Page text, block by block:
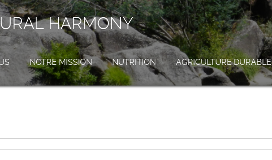
HARMONY
NOTRE MISSION NUTRITION AGRICULTURE DURABLE